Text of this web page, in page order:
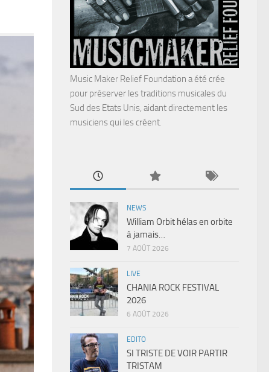
Music Maker Relief Foundation a été crée
pour préserver les traditions musicales du
Sud des Etats Unis, aidant directement les
musiciens qui les créent.
NEWS
William Orbit hélas en orbite
à jamais…
7 AOÛT 2026
LIVE
CHANIA ROCK FESTIVAL
2026
6 AOÛT 2026
EDITO
SI TRISTE DE VOIR PARTIR
TRISTAM